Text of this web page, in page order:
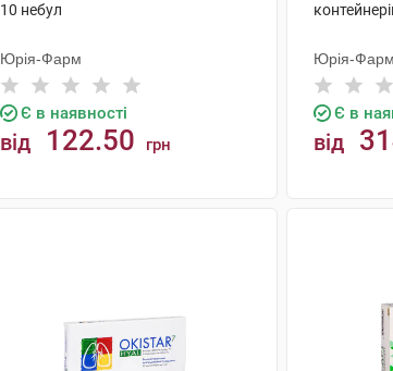
10 небул
Юрія-Фарм
Є в наявності
від 122.50 грн
Юрія-Фарм
Є в
від